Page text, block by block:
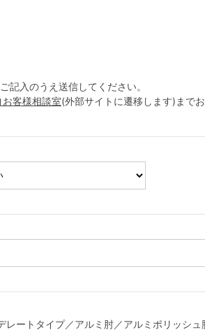
記入のうえ送信してください。
お客様相談室(外部サイトに遷移します)まで
レートタイプ／アルミ肘／アルミポリッシ